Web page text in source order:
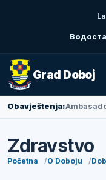
Grad Doboj
Obavještenja:
Zdravstvo
Početna O Doboju